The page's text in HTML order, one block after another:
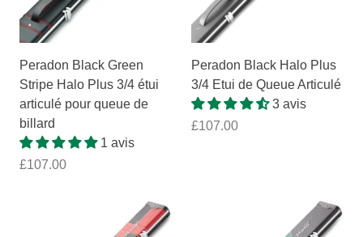
Peradon Black Green
Stripe Halo Plus 3/4 étui
articulé pour queue de
billard
1 avis
£107.00
Peradon Black Halo Plus
3/4 Etui de Queue Articulé
3 avis
£107.00